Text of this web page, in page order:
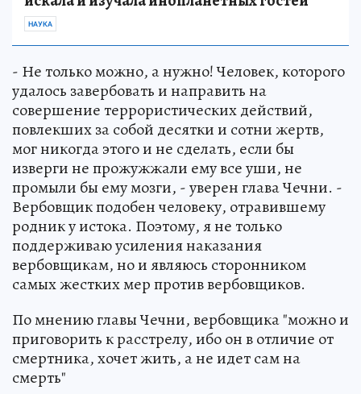
НАУКА
- Не только можно, а нужно! Человек, которого
удалось завербовать и направить на
совершение террористических действий,
повлекших за собой десятки и сотни жертв,
мог никогда этого и не сделать, если бы
изверги не прожужжали ему все уши, не
промыли бы ему мозги, - уверен глава Чечни. -
Вербовщик подобен человеку, отравившему
родник у истока. Поэтому, я не только
поддерживаю усиления наказания
вербовщикам, но и являюсь сторонником
самых жестких мер против вербовщиков.
По мнению главы Чечни, вербовщика "можно и
приговорить к расстрелу, ибо он в отличие от
смертника, хочет жить, а не идет сам на
смерть"